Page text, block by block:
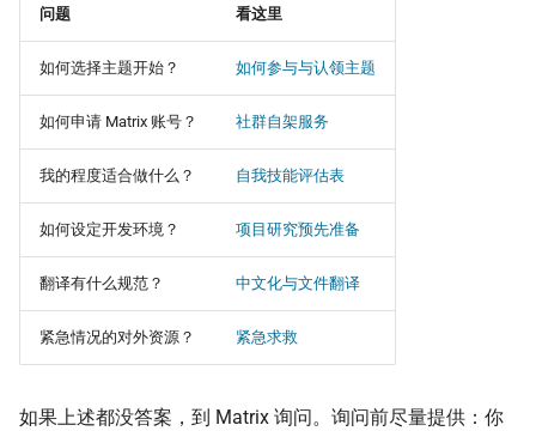
问题 看这里
如何选择主题开始？ 如何参与与认领主题
如何申请 Matrix 账号？ 社群自架服务
我的程度适合做什么？ 自我技能评估表
如何设定开发环境？ 项目研究预先准备
翻译有什么规范？ 中文化与文件翻译
紧急情况的对外资源？ 紧急求救
如果上述都没答案，到 Matrix 询问。询问前尽量提供：你